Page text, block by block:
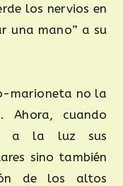
los nervios en
una mano” a su
marioneta no la
Ahora, cuando
a la luz sus
sino también
de los altos